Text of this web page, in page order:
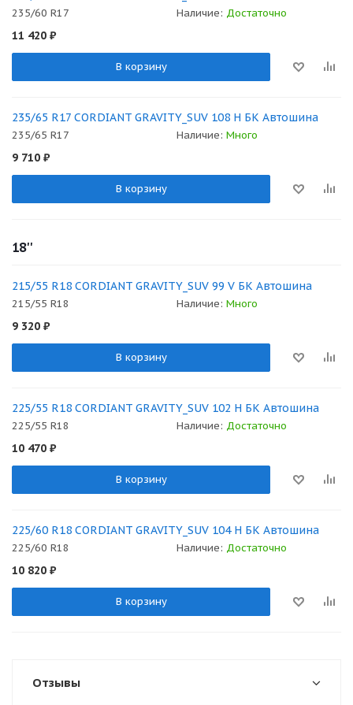
235/60 R17 Наличие: Достаточно
11 420 ₽
В корзину
235/65 R17 CORDIANT GRAVITY_SUV 108 H БК Автошина
235/65 R17 Наличие: Много
9 710 ₽
В корзину
18''
215/55 R18 CORDIANT GRAVITY_SUV 99 V БК Автошина
215/55 R18 Наличие: Много
9 320 ₽
В корзину
225/55 R18 CORDIANT GRAVITY_SUV 102 H БК Автошина
225/55 R18 Наличие: Достаточно
10 470 ₽
В корзину
225/60 R18 CORDIANT GRAVITY_SUV 104 H БК Автошина
225/60 R18 Наличие: Достаточно
10 820 ₽
В корзину
Отзывы